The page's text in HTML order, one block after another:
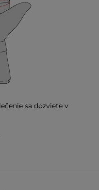
sa dozviete v